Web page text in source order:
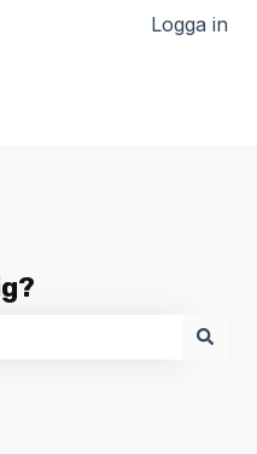
för översättningarLogga in